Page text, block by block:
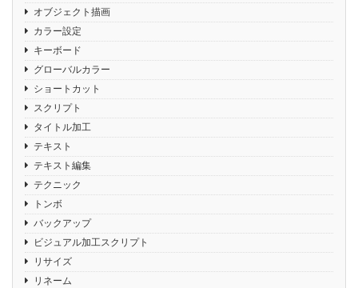
オブジェクト描画
カラー設定
キーボード
グローバルカラー
ショートカット
スクリプト
タイトル加工
テキスト
テキスト編集
テクニック
トンボ
バックアップ
ビジュアル加工スクリプト
リサイズ
リネーム